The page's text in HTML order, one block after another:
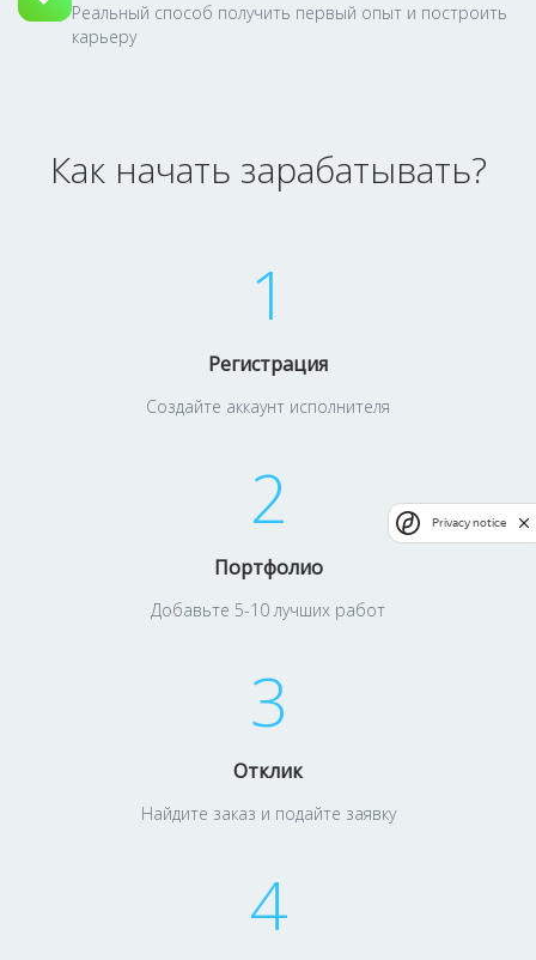
Реальный способ получить первый опыт и построить
карьеру
Как начать зарабатывать?
1
Регистрация
Создайте аккаунт исполнителя
2
Портфолио
Добавьте 5-10 лучших работ
3
Отклик
Найдите заказ и подайте заявку
4
Privacy notice